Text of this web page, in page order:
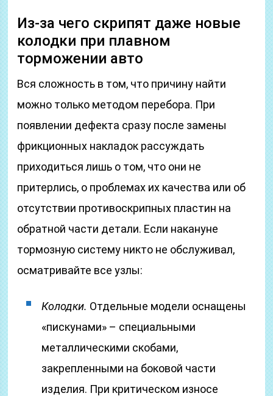
Из-за чего скрипят даже новые
колодки при плавном
торможении авто
Вся сложность в том, что причину найти
можно только методом перебора. При
появлении дефекта сразу после замены
фрикционных накладок рассуждать
приходиться лишь о том, что они не
притерлись, о проблемах их качества или об
отсутствии противоскрипных пластин на
обратной части детали. Если накануне
тормозную систему никто не обслуживал,
осматривайте все узлы:
Колодки. Отдельные модели оснащены
«пискунами» – специальными
металлическими скобами,
закрепленными на боковой части
изделия. При критическом износе